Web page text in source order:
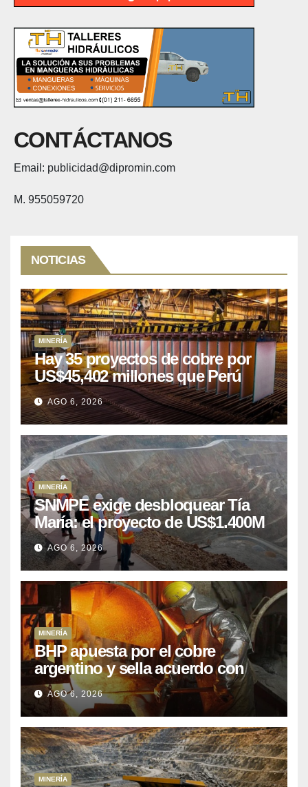
CONTÁCTANOS
Email: publicidad@dipromin.com
M. 955059720
NOTICIAS
MINERÍA
Hay 35 proyectos de cobre por
US$45,402 millones que Perú
puede aprovechar
AGO 6, 2026
MINERÍA
SNMPE exige desbloquear Tía
María: el proyecto de US$1.400M
que Perú lleva 15 años
posponiendo
AGO 6, 2026
MINERÍA
BHP apuesta por el cobre
argentino y sella acuerdo con
Kobrea para siete proyecto
AGO 6, 2026
MINERÍA